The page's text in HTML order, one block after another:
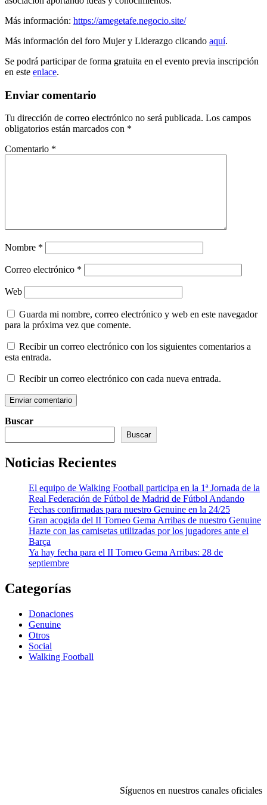
Más información: https://amegetafe.negocio.site/
Más información del foro Mujer y Liderazgo clicando aquí.
Se podrá participar de forma gratuita en el evento previa inscripción
en este enlace.
Enviar comentario
Tu dirección de correo electrónico no será publicada. Los campos
obligatorios están marcados con *
Comentario *
Nombre *
Correo electrónico *
Web
Guarda mi nombre, correo electrónico y web en este navegador
para la próxima vez que comente.
Recibir un correo electrónico con los siguientes comentarios a
esta entrada.
Recibir un correo electrónico con cada nueva entrada.
Buscar
Buscar
Noticias Recientes
El equipo de Walking Football participa en la 1ª Jornada de la
Real Federación de Fútbol de Madrid de Fútbol Andando
Fechas confirmadas para nuestro Genuine en la 24/25
Gran acogida del II Torneo Gema Arribas de nuestro Genuine
Hazte con las camisetas utilizadas por los jugadores ante el
Barça
Ya hay fecha para el II Torneo Gema Arribas: 28 de
septiembre
Categorías
Donaciones
Genuine
Otros
Social
Walking Football
Síguenos en nuestros canales oficiales